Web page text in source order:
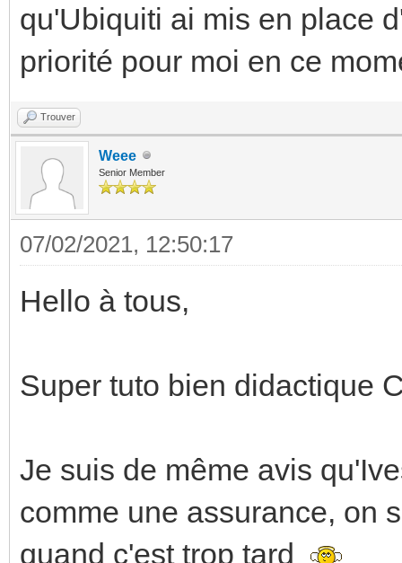
qu'Ubiquiti ai mis en place
priorité pour moi en ce
Trouver
Weee
Senior Member
07/02/2021, 12:50:17
Hello à tous,
Super tuto bien didactique
Je suis de même avis
comme une assurance, on
quand c'est trop tard